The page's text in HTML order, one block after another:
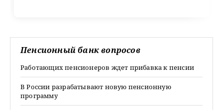
Пенсионный банк вопросов
Работающих пенсионеров ждет прибавка к пенсии
В России разрабатывают новую пенсионную
программу